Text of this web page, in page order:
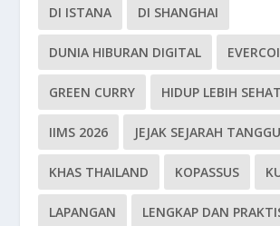
DI ISTANA DI SHANGHAI
DUNIA HIBURAN DIGITAL
GREEN CURRY HIDUP LEBIH SEHAT
IIMS 2026 JEJAK SEJARAH
KHAS THAILAND KOPASSUS
LAPANGAN LENGKAP DAN